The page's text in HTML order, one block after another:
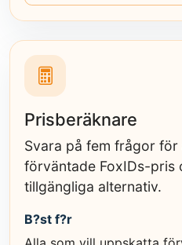
Prisberäknare
Svara på fem frågor
förväntade FoxIDs-pris
tillgängliga alternativ.
B?st f?r